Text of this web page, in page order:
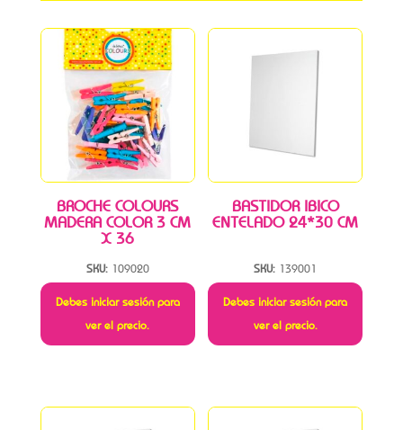
BROCHE COLOURS
MADERA COLOR 3 CM
X 36
SKU: 109020
Debes iniciar sesión para
ver el precio.
BASTIDOR IBICO
ENTELADO 24*30 CM
SKU: 139001
Debes iniciar sesión para
ver el precio.